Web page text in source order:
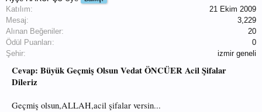
Katılım:
21 Ekim 2009
Mesaj:
3,229
Alınan Beğeniler:
20
Ödül Puanları:
0
Şehir:
izmir geneli
Cevap: Büyük Geçmiş Olsun Vedat ÖNCÜER Acil Şifalar
Dileriz
Geçmiş olsun,ALLAH,acil şifalar versin...